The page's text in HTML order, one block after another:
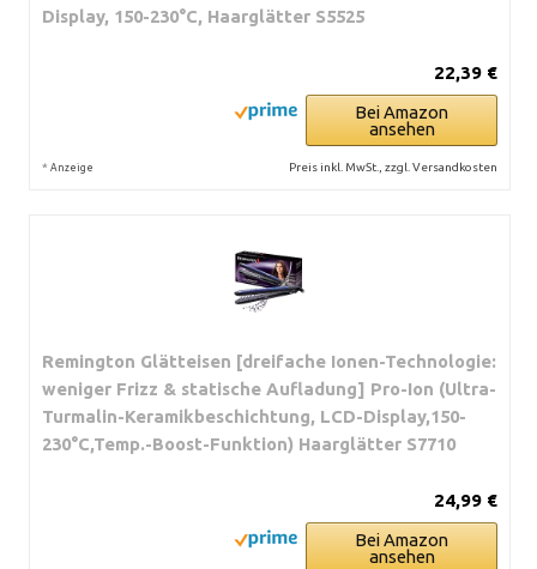
Display, 150-230°C, Haarglätter S5525
22,39 €
Bei Amazon
ansehen
* Anzeige Preis inkl. MwSt., zzgl. Versandkosten
Remington Glätteisen [dreifache Ionen-Technologie:
weniger Frizz & statische Aufladung] Pro-Ion (Ultra-
Turmalin-Keramikbeschichtung, LCD-Display,150-
230°C,Temp.-Boost-Funktion) Haarglätter S7710
24,99 €
Bei Amazon
ansehen